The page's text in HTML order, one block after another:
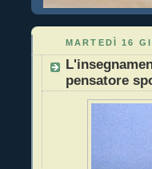
MARTEDÌ 16
pensatore